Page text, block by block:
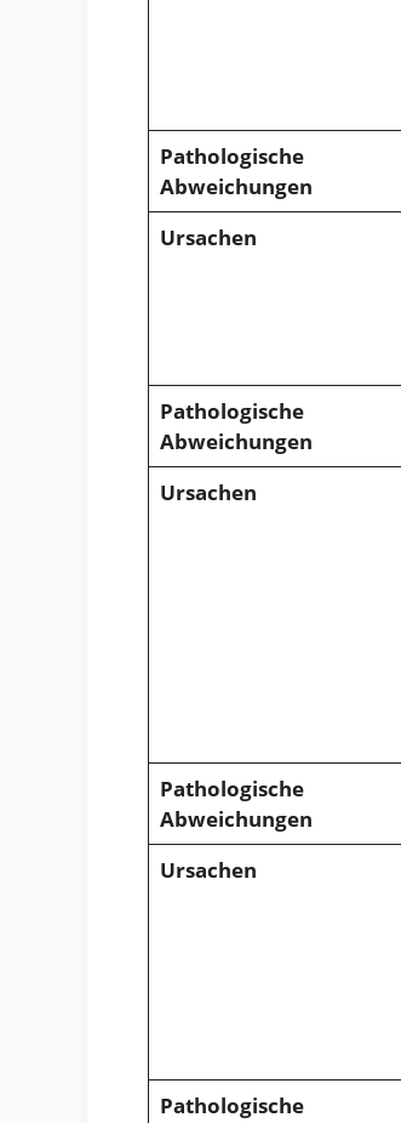
Pathologische
Abweichungen
Ursachen
Pathologische
Abweichungen
Ursachen
Pathologische
Abweichungen
Ursachen
Pathologische